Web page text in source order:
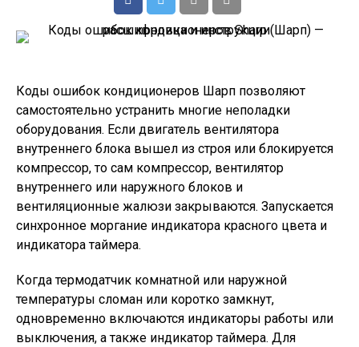
Коды ошибок кондиционеров Шарп позволяют
самостоятельно устранить многие неполадки
оборудования. Если двигатель вентилятора
внутреннего блока вышел из строя или блокируется
компрессор, то сам компрессор, вентилятор
внутреннего или наружного блоков и
вентиляционные жалюзи закрываются. Запускается
синхронное моргание индикатора красного цвета и
индикатора таймера.
Когда термодатчик комнатной или наружной
температуры сломан или коротко замкнут,
одновременно включаются индикаторы работы или
выключения, а также индикатор таймера. Для